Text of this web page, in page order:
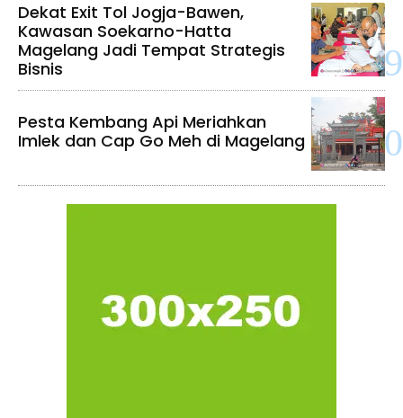
Dekat Exit Tol Jogja-Bawen,
Kawasan Soekarno-Hatta
Magelang Jadi Tempat Strategis
Bisnis
Pesta Kembang Api Meriahkan
Imlek dan Cap Go Meh di Magelang